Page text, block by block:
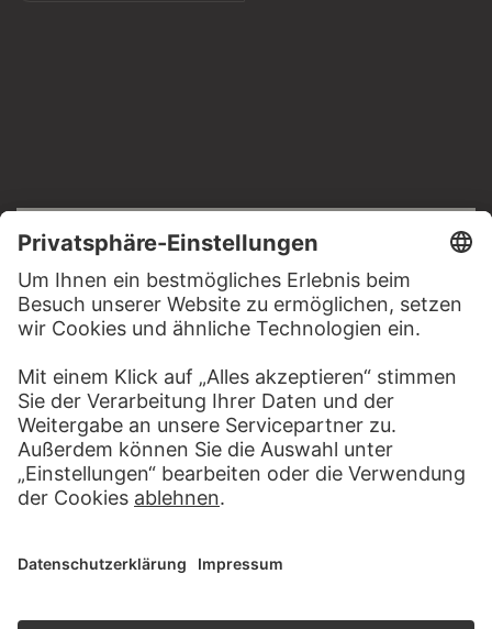
Impressum
Datenschutz
Copyright © 2026 Städel Museum
All rights reserved.
DIGITALE SAMMLUNG
Startseite
Werke
Künstler
Alben
SOCIAL MEDIA